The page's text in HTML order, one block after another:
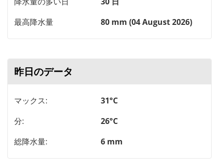
最高降水量
80 mm (04 August 2026)
昨日のデータ
マックス:
31°C
分:
26°C
総降水量:
6 mm